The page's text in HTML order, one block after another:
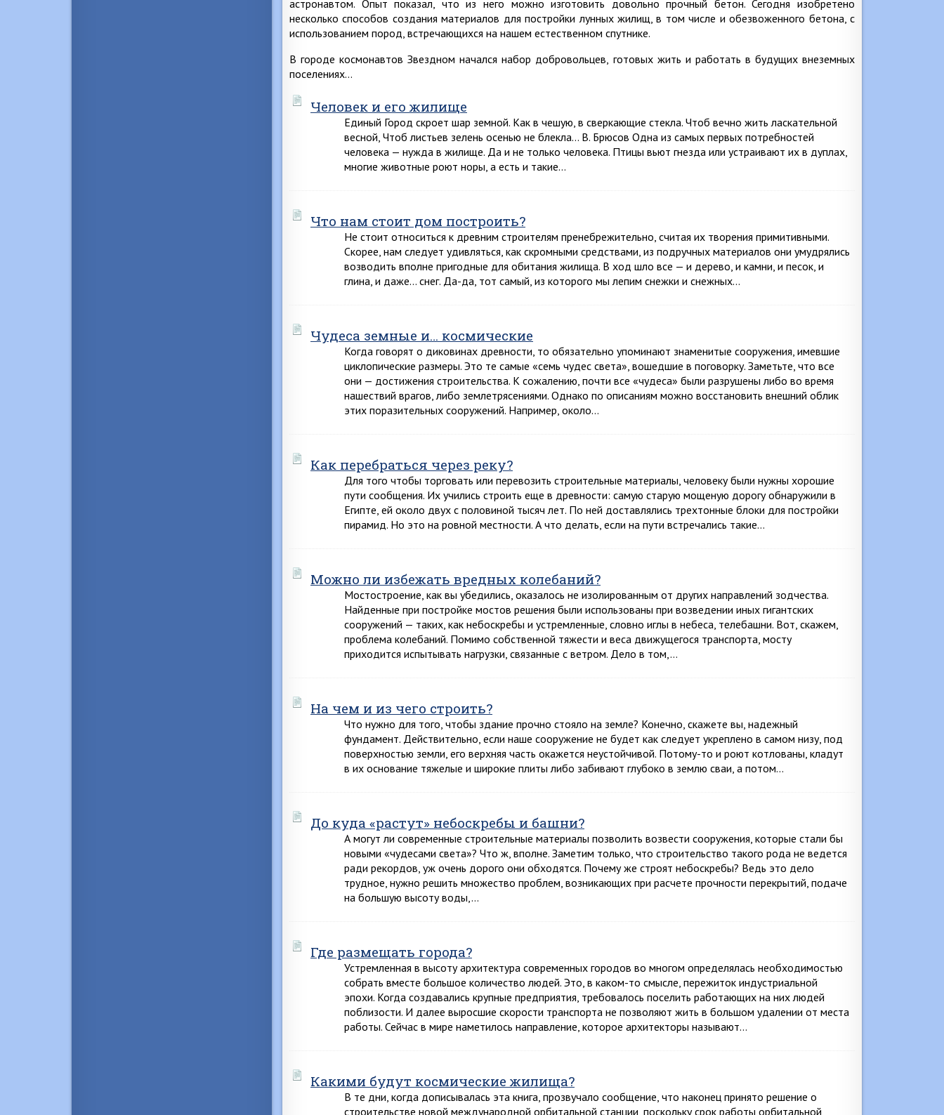
астронавтом. Опыт показал, что из него можно изготовить довольно прочный бетон. Сегодня изобретено
несколько способов создания материалов для постройки лунных жилищ, в том числе и обезвоженного бетона, с
использованием пород, встречающихся на нашем естественном спутнике.
В городе космонавтов Звездном начался набор добровольцев, готовых жить и работать в будущих внеземных
поселениях…
Человек и его жилище
Единый Город скроет шар земной. Как в чешую, в сверкающие стекла. Чтоб вечно жить ласкательной
весной, Чтоб листьев зелень осенью не блекла… В. Брюсов Одна из самых первых потребностей
человека — нужда в жилище. Да и не только человека. Птицы вьют гнезда или устраивают их в дуплах,
многие животные роют норы, а есть и такие…
Что нам стоит дом построить?
Не стоит относиться к древним строителям пренебрежительно, считая их творения примитивными.
Скорее, нам следует удивляться, как скромными средствами, из подручных материалов они умудрялись
возводить вполне пригодные для обитания жилища. В ход шло все — и дерево, и камни, и песок, и
глина, и даже… снег. Да-да, тот самый, из которого мы лепим снежки и снежных…
Чудеса земные и… космические
Когда говорят о диковинах древности, то обязательно упоминают знаменитые сооружения, имевшие
циклопические размеры. Это те самые «семь чудес света», вошедшие в поговорку. Заметьте, что все
они — достижения строительства. К сожалению, почти все «чудеса» были разрушены либо во время
нашествий врагов, либо землетрясениями. Однако по описаниям можно восстановить внешний облик
этих поразительных сооружений. Например, около…
Как перебраться через реку?
Для того чтобы торговать или перевозить строительные материалы, человеку были нужны хорошие
пути сообщения. Их учились строить еще в древности: самую старую мощеную дорогу обнаружили в
Египте, ей около двух с половиной тысяч лет. По ней доставлялись трехтонные блоки для постройки
пирамид. Но это на ровной местности. А что делать, если на пути встречались такие…
Можно ли избежать вредных колебаний?
Мостостроение, как вы убедились, оказалось не изолированным от других направлений зодчества.
Найденные при постройке мостов решения были использованы при возведении иных гигантских
сооружений — таких, как небоскребы и устремленные, словно иглы в небеса, телебашни. Вот, скажем,
проблема колебаний. Помимо собственной тяжести и веса движущегося транспорта, мосту
приходится испытывать нагрузки, связанные с ветром. Дело в том,…
На чем и из чего строить?
Что нужно для того, чтобы здание прочно стояло на земле? Конечно, скажете вы, надежный
фундамент. Действительно, если наше сооружение не будет как следует укреплено в самом низу, под
поверхностью земли, его верхняя часть окажется неустойчивой. Потому-то и роют котлованы, кладут
в их основание тяжелые и широкие плиты либо забивают глубоко в землю сваи, а потом…
До куда «растут» небоскребы и башни?
А могут ли современные строительные материалы позволить возвести сооружения, которые стали бы
новыми «чудесами света»? Что ж, вполне. Заметим только, что строительство такого рода не ведется
ради рекордов, уж очень дорого они обходятся. Почему же строят небоскребы? Ведь это дело
трудное, нужно решить множество проблем, возникающих при расчете прочности перекрытий, подаче
на большую высоту воды,…
Где размещать города?
Устремленная в высоту архитектура современных городов во многом определялась необходимостью
собрать вместе большое количество людей. Это, в каком-то смысле, пережиток индустриальной
эпохи. Когда создавались крупные предприятия, требовалось поселить работающих на них людей
поблизости. И далее выросшие скорости транспорта не позволяют жить в большом удалении от места
работы. Сейчас в мире наметилось направление, которое архитекторы называют…
Какими будут космические жилища?
В те дни, когда дописывалась эта книга, прозвучало сообщение, что наконец принято решение о
строительстве новой международной орбитальной станции, поскольку срок работы орбитальной